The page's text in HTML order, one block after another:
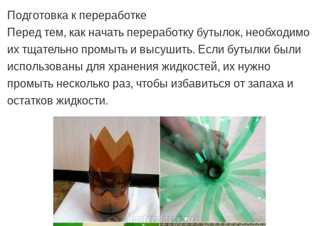
Подготовка к переработке
Перед тем, как начать переработку бутылок, необходимо
их тщательно промыть и высушить. Если бутылки были
использованы для хранения жидкостей, их нужно
промыть несколько раз, чтобы избавиться от запаха и
остатков жидкости.